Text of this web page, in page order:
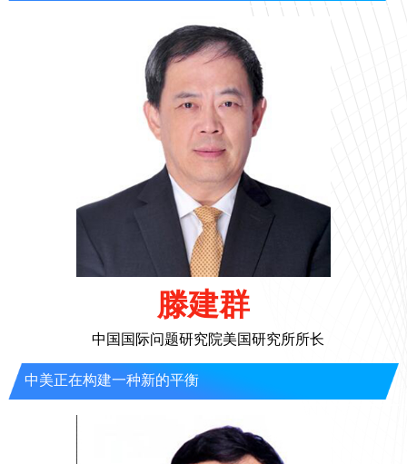
滕建群
中国国际问题研究院美国研究所所长
中美正在构建一种新的平衡